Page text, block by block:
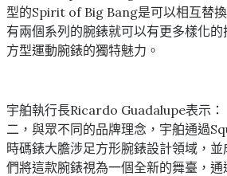
型的Spirit of Big Bang是可以相互替
有兩個系列的腕錶就可以有更多樣化
方型運動腕錶的獨特魅力。
宇舶執行長Ricardo Guadalupe表示：
二，與眾不同的品牌理念，宇舶通過
時碼錶大膽涉足方形腕錶設計領域，
們將這款腕錶視為一個全新的舞臺，